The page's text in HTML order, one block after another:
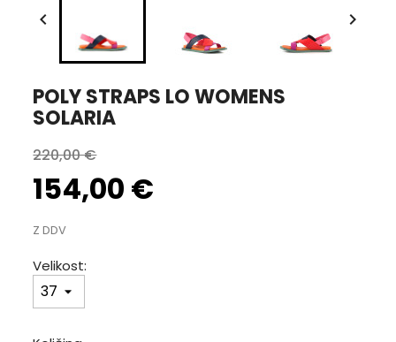
 
POLY STRAPS LO WOMENS
SOLARIA
220,00 €
154,00 €
Z DDV
Velikost: